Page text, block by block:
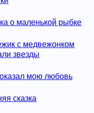
о маленькой рыбке
с медвежонком
звезды
мою любовь
сказка